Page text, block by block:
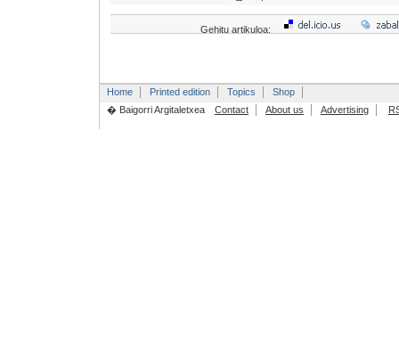
Gehitu artikuloa:
Home Printed edition Topics
Shop
� Baigorri Argitaletxea
Contact About us Advertising